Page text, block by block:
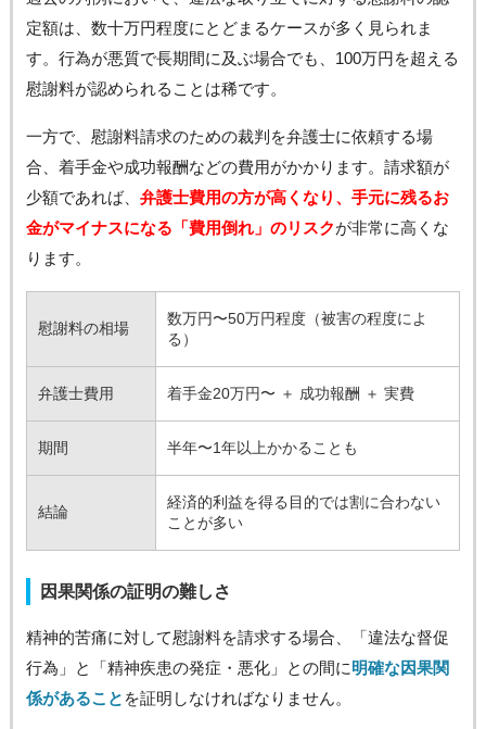
定額は、数十万円程度にとどまるケースが多く見られま
す。行為が悪質で長期間に及ぶ場合でも、100万円を超える
慰謝料が認められることは稀です。
一方で、慰謝料請求のための裁判を弁護士に依頼する場
合、着手金や成功報酬などの費用がかかります。請求額が
少額であれば、 弁護士費用の方が高くなり、手元に残るお
金がマイナスになる「費用倒れ」のリスクが非常に高くな
ります。
慰謝料の相場
数万円〜50万円程度（被害の程度によ
る）
弁護士費用 着手金20万円〜 ＋ 成功報酬 ＋ 実費
期間 半年〜1年以上かかることも
結論
経済的利益を得る目的では割に合わない
ことが多い
因果関係の証明の難しさ
精神的苦痛に対して慰謝料を請求する場合、「違法な督促
行為」と「精神疾患の発症・悪化」との間に明確な因果関
係があること を証明しなければなりません。